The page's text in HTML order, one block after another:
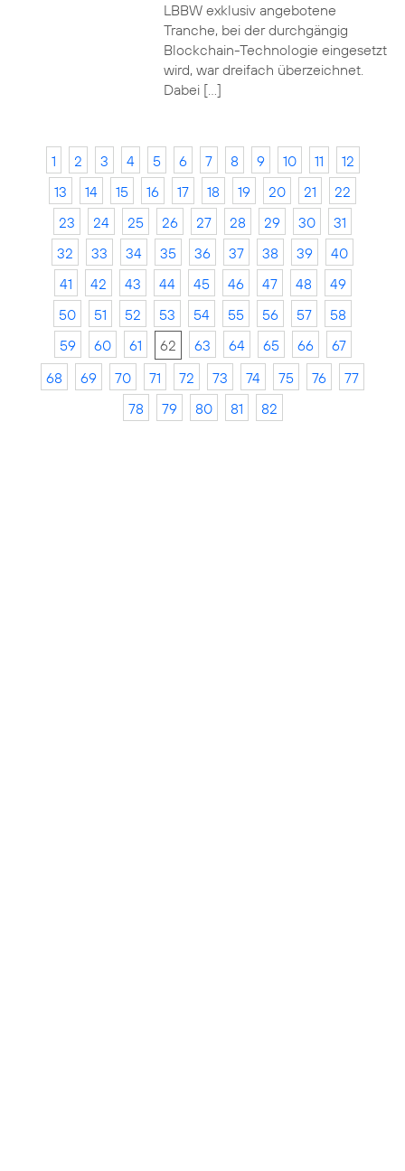
LBBW exklusiv angebotene
Tranche, bei der durchgängig
Blockchain-Technologie eingesetzt
wird, war dreifach überzeichnet.
Dabei […]
1 2 3 4 5 6 7 8 9 10 11
12
13
14 15 16 17 18 19 20 21
22
23
24 25 26 27 28 29 30
31
32
33 34 35 36 37 38 39
40
41
42 43 44 45 46 47 48
49
50
51 52 53 54 55 56 57
58
59
60 61 62 63 64 65 66
67
68
69 70 71 72 73 74 75 76
77
78
79 80 81 82